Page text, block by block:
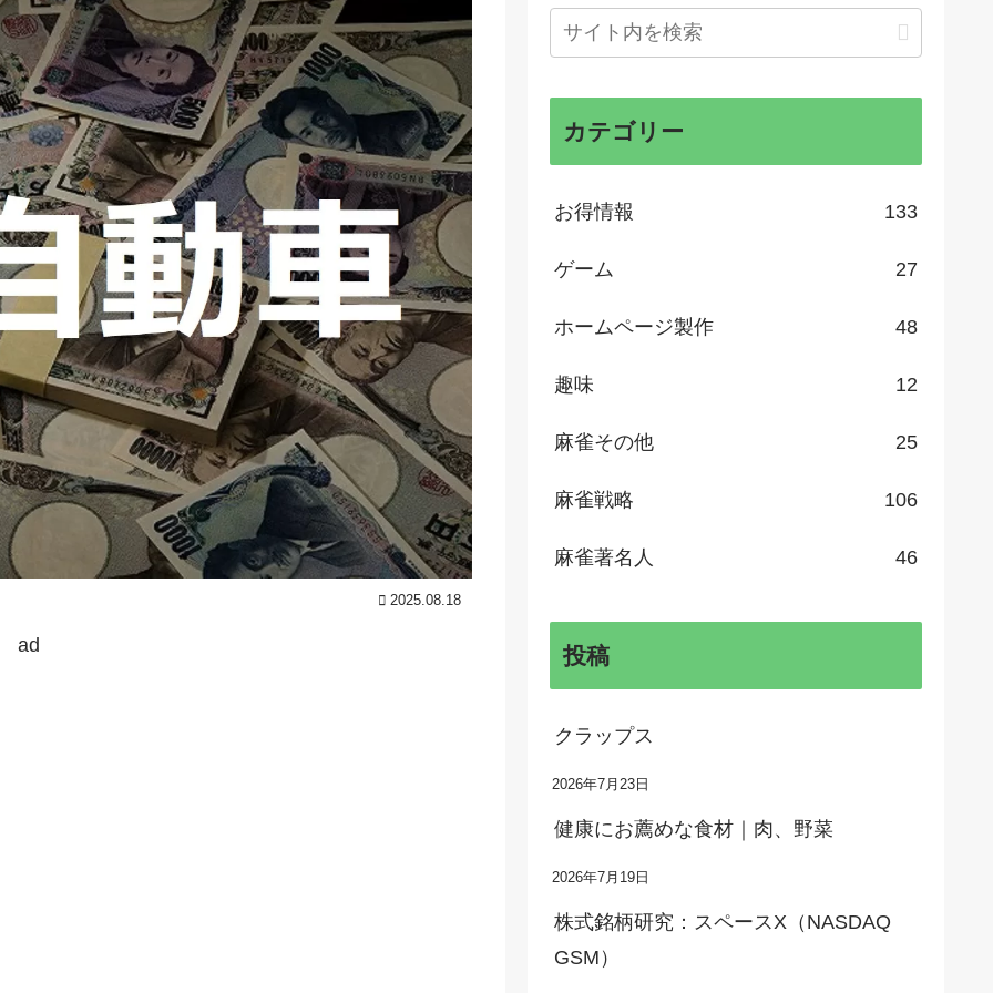
2025.08.18
ad
カテゴリー
お得情報 133
ゲーム 27
ホームページ製作 48
趣味 12
麻雀その他 25
麻雀戦略 106
麻雀著名人 46
投稿
クラップス
2026年7月23日
健康にお薦めな食材｜肉、野菜
2026年7月19日
株式銘柄研究：スペースX（NASDAQ
GSM）